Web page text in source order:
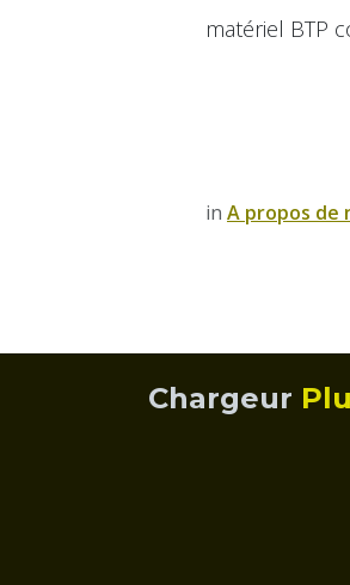
matériel BTP
in A propos de
Chargeur